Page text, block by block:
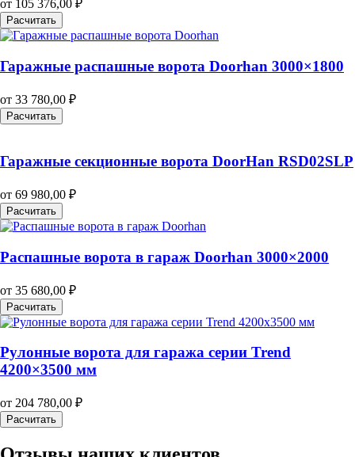
от 105 376,00 ₽
Расчитать
Гаражные распашные ворота Doorhan 3000×1800
от 33 780,00 ₽
Расчитать
Гаражные секционные ворота DoorHan RSD02SLP
от 69 980,00 ₽
Расчитать
Распашные ворота в гараж Doorhan 3000×2000
от 35 680,00 ₽
Расчитать
Рулонные ворота для гаража серии Trend
4200×3500 мм
от 204 780,00 ₽
Расчитать